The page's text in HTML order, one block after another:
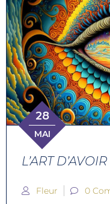
28
MAI
L’ART
Fleur 0